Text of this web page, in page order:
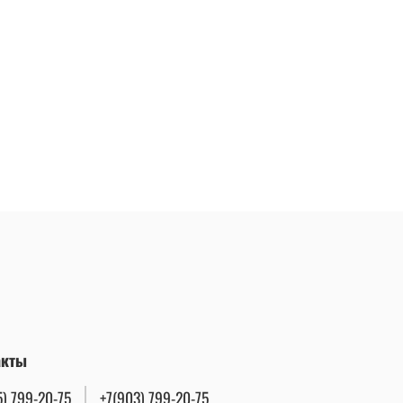
799-20-75
+7(903) 799-20-75